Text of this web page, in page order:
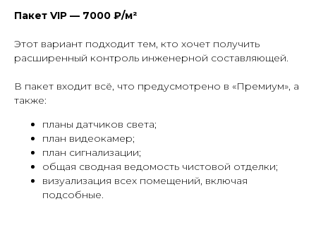
Пакет VIP — 7000 ₽/м²
Этот вариант подходит тем, кто хочет получить
расширенный контроль инженерной составляющей.
В пакет входит всё, что предусмотрено в «Премиум», а
также:
планы датчиков света;
план видеокамер;
план сигнализации;
общая сводная ведомость чистовой отделки;
визуализация всех помещений, включая
подсобные.